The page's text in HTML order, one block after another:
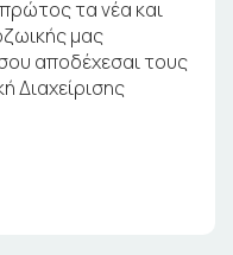
τα νέα και
μας
αποδέχεσαι τους
Διαχείρισης